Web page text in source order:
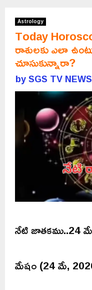
Astrology
Today
రాశులకు ఎలా
చూసుకున్నారా?
bySGS TV
నేటి జాతకము..24
మేషం (24 మే,